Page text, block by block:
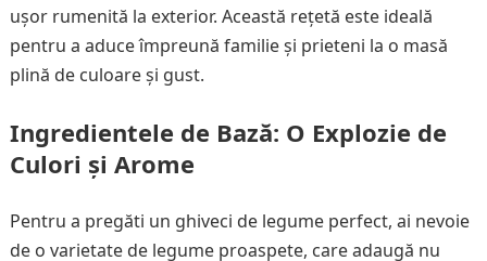
ușor rumenită la exterior. Această rețetă este ideală
pentru a aduce împreună familie și prieteni la o masă
plină de culoare și gust.
Ingredientele de Bază: O Explozie de
Culori și Arome
Pentru a pregăti un ghiveci de legume perfect, ai nevoie
de o varietate de legume proaspete, care adaugă nu